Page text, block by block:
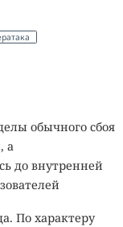
обычного сбоя
а
до внутренней
По характеру